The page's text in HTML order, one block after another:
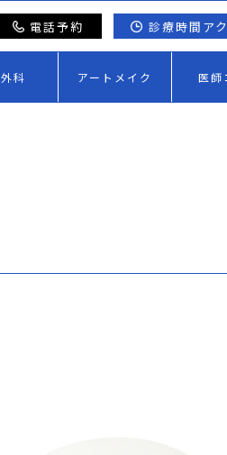
電話予約 診療時間ア
科 アートメイク 医師